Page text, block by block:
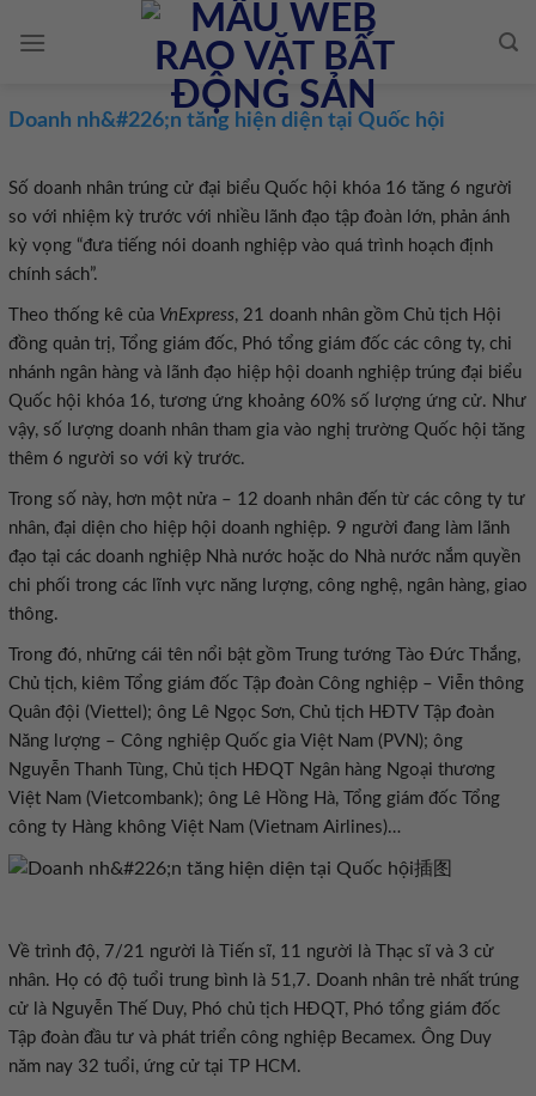
Doanh nh&#226;n tăng hiện diện tại Quốc hội
Số doanh nhân trúng cử đại biểu Quốc hội khóa 16 tăng 6 người
so với nhiệm kỳ trước với nhiều lãnh đạo tập đoàn lớn, phản ánh
kỳ vọng “đưa tiếng nói doanh nghiệp vào quá trình hoạch định
chính sách”.
Theo thống kê của VnExpress, 21 doanh nhân gồm Chủ tịch Hội
đồng quản trị, Tổng giám đốc, Phó tổng giám đốc các công ty, chi
nhánh ngân hàng và lãnh đạo hiệp hội doanh nghiệp trúng đại biểu
Quốc hội khóa 16, tương ứng khoảng 60% số lượng ứng cử. Như
vậy, số lượng doanh nhân tham gia vào nghị trường Quốc hội tăng
thêm 6 người so với kỳ trước.
Trong số này, hơn một nửa – 12 doanh nhân đến từ các công ty tư
nhân, đại diện cho hiệp hội doanh nghiệp. 9 người đang làm lãnh
đạo tại các doanh nghiệp Nhà nước hoặc do Nhà nước nắm quyền
chi phối trong các lĩnh vực năng lượng, công nghệ, ngân hàng, giao
thông.
Trong đó, những cái tên nổi bật gồm Trung tướng Tào Đức Thắng,
Chủ tịch, kiêm Tổng giám đốc Tập đoàn Công nghiệp – Viễn thông
Quân đội (Viettel); ông Lê Ngọc Sơn, Chủ tịch HĐTV Tập đoàn
Năng lượng – Công nghiệp Quốc gia Việt Nam (PVN); ông
Nguyễn Thanh Tùng, Chủ tịch HĐQT Ngân hàng Ngoại thương
Việt Nam (Vietcombank); ông Lê Hồng Hà, Tổng giám đốc Tổng
công ty Hàng không Việt Nam (Vietnam Airlines)…
Về trình độ, 7/21 người là Tiến sĩ, 11 người là Thạc sĩ và 3 cử
nhân. Họ có độ tuổi trung bình là 51,7. Doanh nhân trẻ nhất trúng
cử là Nguyễn Thế Duy, Phó chủ tịch HĐQT, Phó tổng giám đốc
Tập đoàn đầu tư và phát triển công nghiệp Becamex. Ông Duy
năm nay 32 tuổi, ứng cử tại TP HCM.